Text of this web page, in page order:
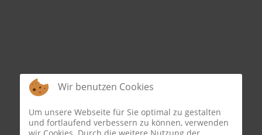
Wir benutzen Cookies
Um unsere Webseite für Sie optimal zu gestalten
und fortlaufend verbessern zu können, verwenden
wir Cookies. Durch die weitere Nutzung der